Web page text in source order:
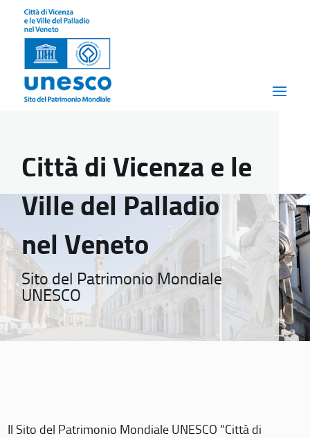
Città di Vicenza e le
Ville del Palladio
nel Veneto
Sito del Patrimonio Mondiale
UNESCO
Il Sito del Patrimonio Mondiale UNESCO “Città di